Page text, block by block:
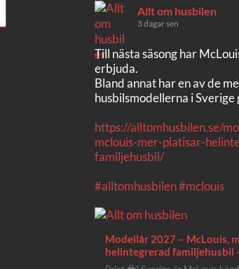
Allt om husbilen
3 dagar sen
Till nästa säsong har
erbjuda.
Bland annat har en av de
husbilsmodellerna i
https://alltomhusbilen.se/
mclouis-mer-platisar-
familjehusbil/
#alltomhusbilen#mclouis
Modellår 2027 – McLouis,
helintegrerad familjehusbil